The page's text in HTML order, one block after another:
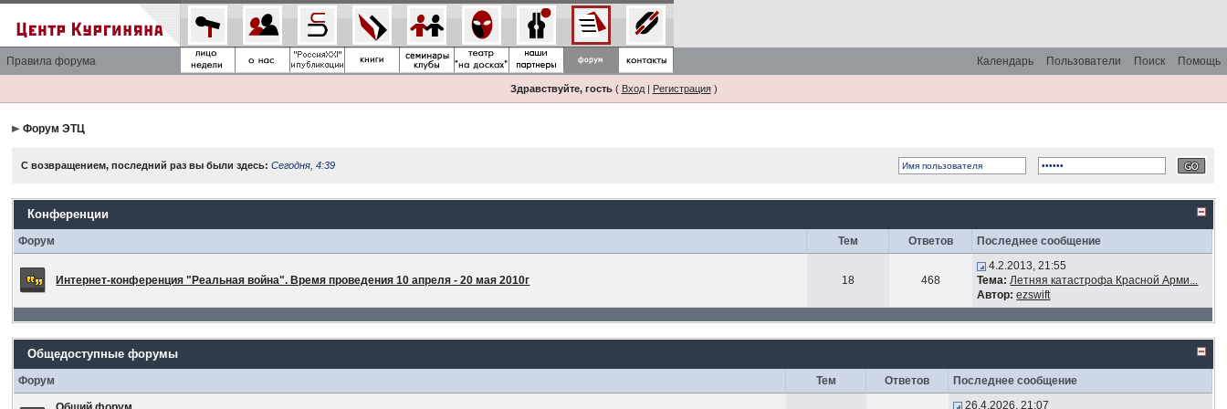
Правила форума Помощь
Поиск
Пользователи
Календарь
Здравствуйте, гость( Вход| Регистрация)
Форум ЭТЦ
С возвращением, последний раз вы были здесь:Сегодня, 4:39
Конференции
Форум Тем Ответов Последнее сообщение
Интернет-конференция "Реальная война". Время проведения 10 апреля - 20 мая 2010г 18 468
4.2.2013, 21:55
Тема: Летняя катастрофа Красной Арми...
Автор: ezswift
Общедоступные форумы
Форум Тем Ответов Последнее сообщение
26.4.2026, 21:07